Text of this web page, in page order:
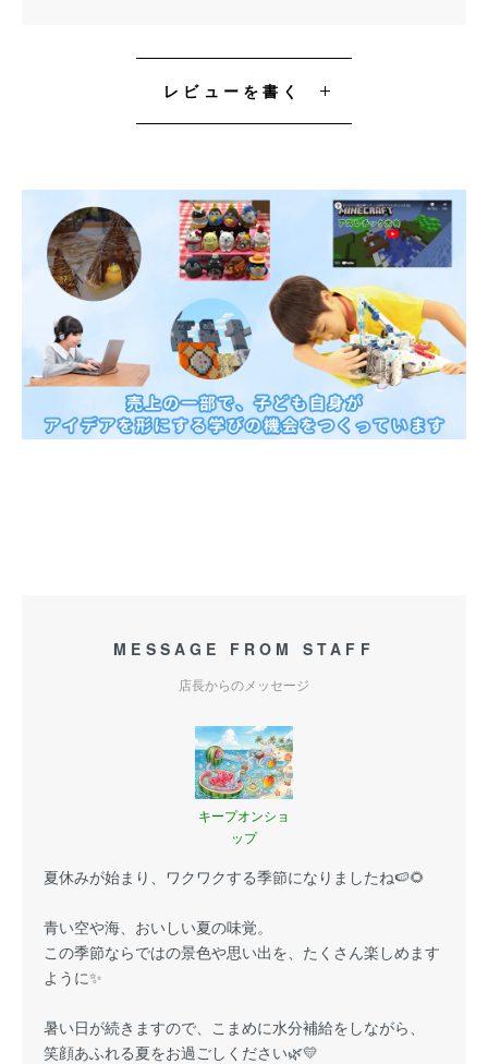
レビューを書く
MESSAGE FROM STAFF
店長からのメッセージ
キープオンショ
ップ
夏休みが始まり、ワクワクする季節になりましたね🍉🌻
青い空や海、おいしい夏の味覚。
この季節ならではの景色や思い出を、たくさん楽しめます
ように✨
暑い日が続きますので、こまめに水分補給をしながら、
笑顔あふれる夏をお過ごしください🌿💛